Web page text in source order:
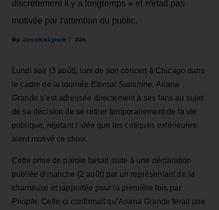
discrètement il y a longtemps » et n'était pas
motivée par l'attention du public.
Jessica Lynch 23h
Lundi soir (3 août), lors de son concert à Chicago dans
le cadre de la tournée Eternal Sunshine, Ariana
Grande s’est adressée directement à ses fans au sujet
de sa décision de se retirer temporairement de la vie
publique, rejetant l’idée que les critiques extérieures
aient motivé ce choix.
Cette prise de parole faisait suite à une déclaration
publiée dimanche (2 août) par un représentant de la
chanteuse et rapportée pour la première fois par
People. Celle-ci confirmait qu’Ariana Grande ferait une